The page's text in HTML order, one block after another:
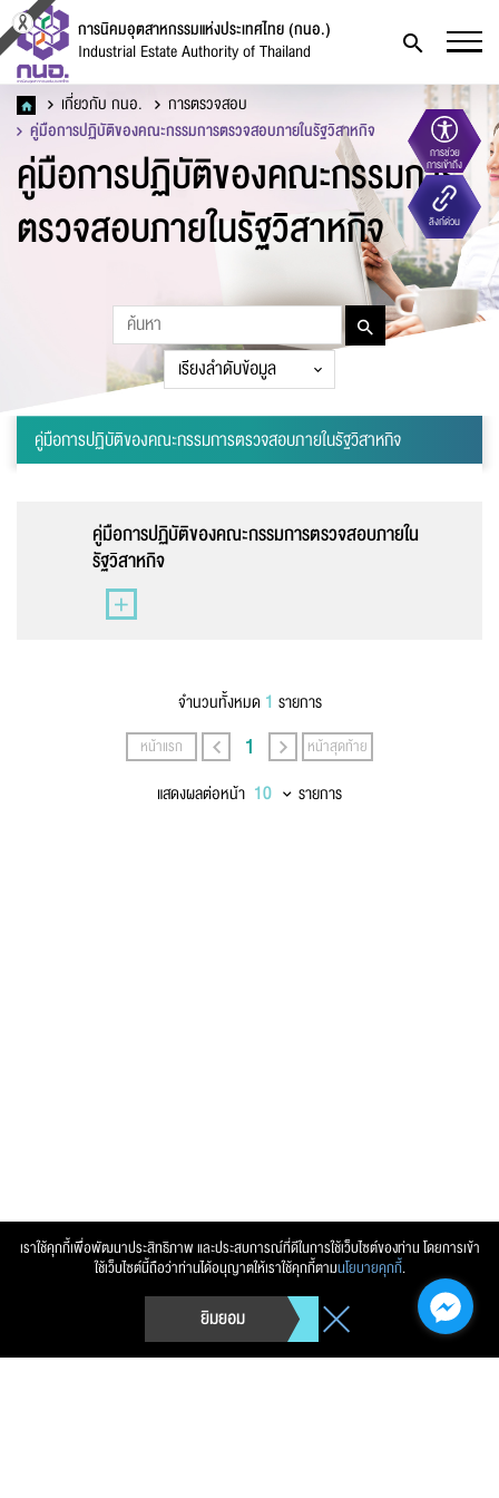
การนิคมอุตสาหกรรมแห่งประเทศไทย (กนอ.)
Industrial Estate Authority of Thailand
เราใช้คุกกี้เพื่อพัฒนาประสิทธิภาพ และประสบการณ์ที่ดีในการใช้เว็บไซต์ของท่าน โดยการเข้า
ใช้เว็บไซต์นี้ถือว่าท่านได้อนุญาตให้เราใช้คุกกี้ตามนโยบายคุกกี้.
ยิมยอม
การช่วย
การเข้าถึง
ลิงก์ด่วน
เกี่ยวกับ กนอ.
การตรวจสอบ
คู่มือการปฏิบัติของคณะกรรมการตรวจสอบภายในรัฐวิสาหกิจ
คู่มือการปฏิบัติของคณะกรรมการ
ตรวจสอบภายในรัฐวิสาหกิจ
คู่มือการปฏิบัติของคณะกรรมการตรวจสอบภายในรัฐวิสาหกิจ
คู่มือการปฏิบัติของคณะกรรมการตรวจสอบภายใน
รัฐวิสาหกิจ
จำนวนทั้งหมด 1 รายการ
หน้าแรก 1 หน้าสุดท้าย
แสดงผลต่อหน้า รายการ
แบบฟอร์มการติดต่อ
นามสกุล